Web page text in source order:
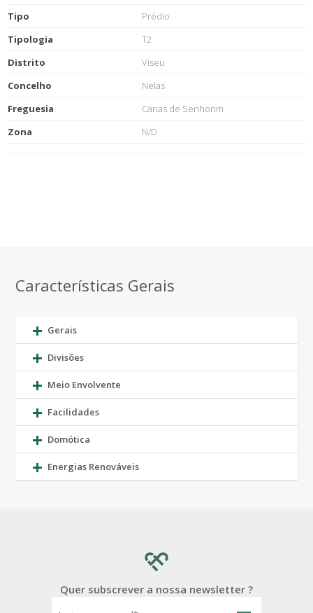
Tipo
Prédio
Tipologia
T2
Distrito
Viseu
Concelho
Nelas
Freguesia
Canas de Senhorim
Zona
N/D
Características Gerais
Gerais
Divisões
Meio Envolvente
Facilidades
Domótica
Energias Renováveis
Quer subscrever a nossa newsletter ?